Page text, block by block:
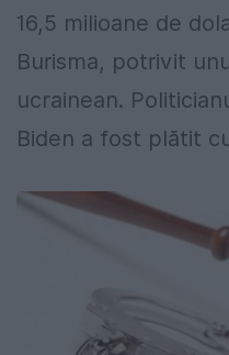
16,5 milioane de
Burisma, potrivit
ucrainean.
Biden a fost plătit